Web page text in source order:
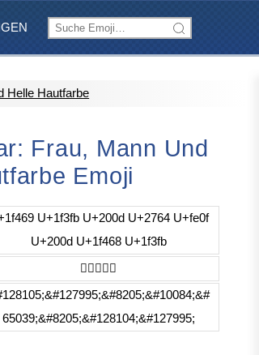
Helle Hautfarbe
Frau, Mann Und
Emoji
U+1f3fb U+200d U+2764 U+fe0f
U+200d U+1f468 U+1f3fb
👩🏻‍❤️‍👨🏻
65039;&#8205;&#128104;&#127995;